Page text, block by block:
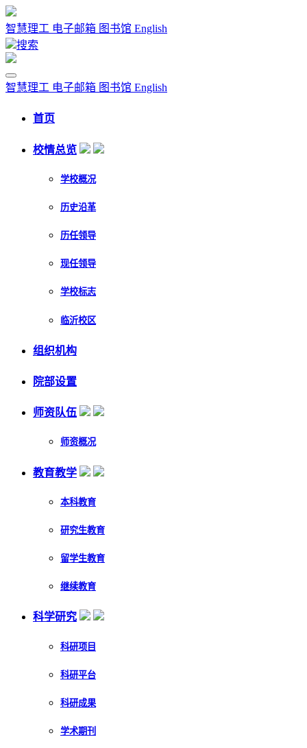
智慧理工 电子邮箱 图书馆 English
搜索
智慧理工 电子邮箱 图书馆 English
首页
校情总览
学校概况
历史沿革
历任领导
现任领导
学校标志
临沂校区
组织机构
院部设置
师资队伍
师资概况
教育教学
本科教育
研究生教育
留学生教育
继续教育
科学研究
科研项目
科研平台
科研成果
学术期刊